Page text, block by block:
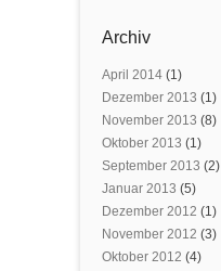
Archiv
April 2014 (1)
Dezember 2013 (1)
November 2013 (8)
Oktober 2013 (1)
September 2013 (2)
Januar 2013 (5)
Dezember 2012 (1)
November 2012 (3)
Oktober 2012 (4)